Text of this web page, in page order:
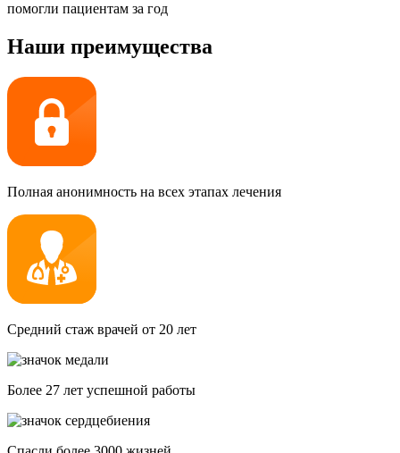
помогли пациентам за год
Наши преимущества
Полная анонимность на всех этапах лечения
Средний стаж врачей от 20 лет
Более 27 лет успешной работы